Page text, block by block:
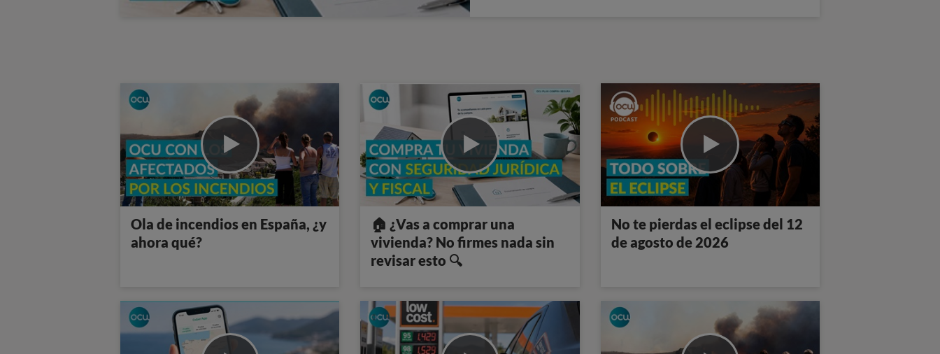
Ola de incendios en España, ¿y
ahora qué?
🏠 ¿Vas a comprar una
vivienda? No firmes nada sin
revisar esto 🔍
No te pierdas el eclipse del 12
de agosto de 2026